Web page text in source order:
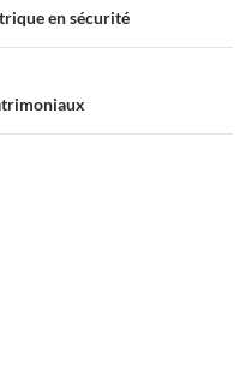
en sécurité